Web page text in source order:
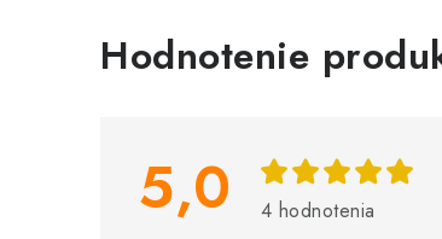
Hodnotenie
5,0 4 hodnotenia
V